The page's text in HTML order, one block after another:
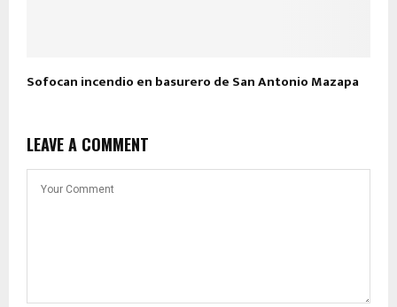
Sofocan incendio en basurero de San Antonio Mazapa
LEAVE A COMMENT